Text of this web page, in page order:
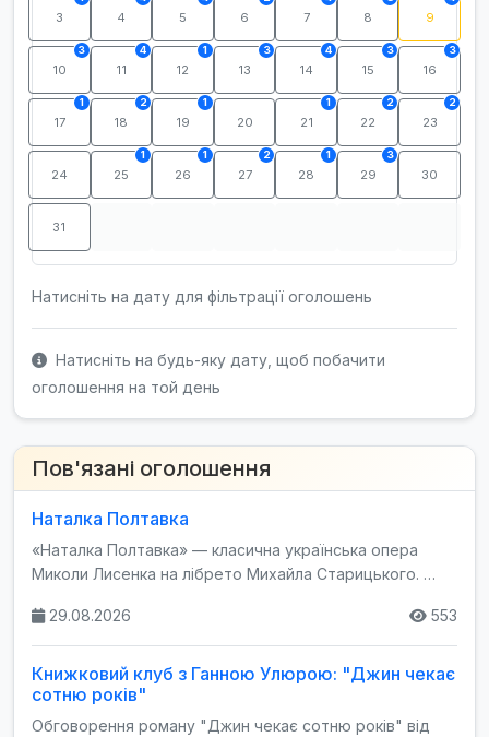
3 4 5 6 7 8 9
10
3
11
4
12
1
13
3
14
4
15
3
16
3
17
1
18
2
19
1
20 21
1
22
2
23
2
24 25
1
26
1
27
2
28
1
29
3
30
31
Натисніть на дату для фільтрації оголошень
Натисніть на будь-яку дату, щоб побачити
оголошення на той день
Пов'язані оголошення
Наталка Полтавка
«Наталка Полтавка» — класична українська опера
Миколи Лисенка на лібрето Михайла Старицького. …
29.08.2026 553
Книжковий клуб з Ганною Улюрою: "Джин чекає
сотню років"
Обговорення роману "Джин чекає сотню років" від